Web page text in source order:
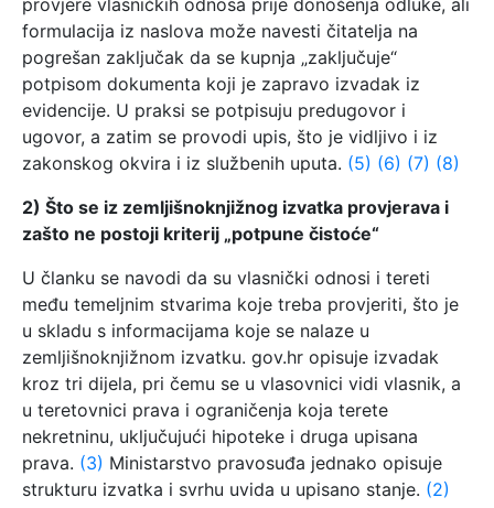
formulacija iz naslova može navesti čitatelja na
pogrešan zaključak da se kupnja „zaključuje“
potpisom dokumenta koji je zapravo izvadak iz
evidencije. U praksi se potpisuju predugovor i
ugovor, a zatim se provodi upis, što je vidljivo i iz
zakonskog okvira i iz službenih uputa. (5) (6) (7) (8)
2) Što se iz zemljišnoknjižnog izvatka provjerava i
zašto ne postoji kriterij „potpune čistoće“
U članku se navodi da su vlasnički odnosi i tereti
među temeljnim stvarima koje treba provjeriti, što je
u skladu s informacijama koje se nalaze u
zemljišnoknjižnom izvatku. gov.hr opisuje izvadak
kroz tri dijela, pri čemu se u vlasovnici vidi vlasnik, a
u teretovnici prava i ograničenja koja terete
nekretninu, uključujući hipoteke i druga upisana
prava. (3) Ministarstvo pravosuđa jednako opisuje
strukturu izvatka i svrhu uvida u upisano stanje. (2)